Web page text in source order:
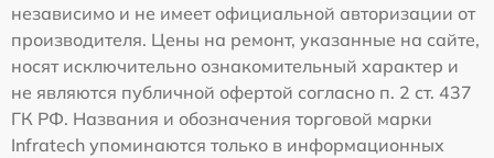
независимо и не имеет официальной авторизации от
производителя. Цены на ремонт, указанные на сайте,
носят исключительно ознакомительный характер и
не являются публичной офертой согласно п. 2 ст. 437
ГК РФ. Названия и обозначения торговой марки
Infratech упоминаются только в информационных